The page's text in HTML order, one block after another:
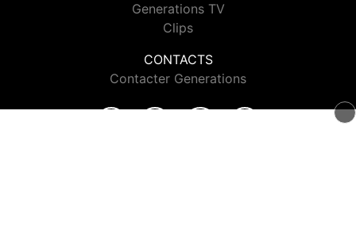
Generations TV
Clips
CONTACTS
Contacter Generations